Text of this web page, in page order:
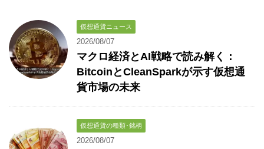
仮想通貨ニュース
2026/08/07
マクロ経済とAI戦略で読み解く：
BitcoinとCleanSparkが示す仮想通
貨市場の未来
仮想通貨の種類･銘柄
2026/08/07